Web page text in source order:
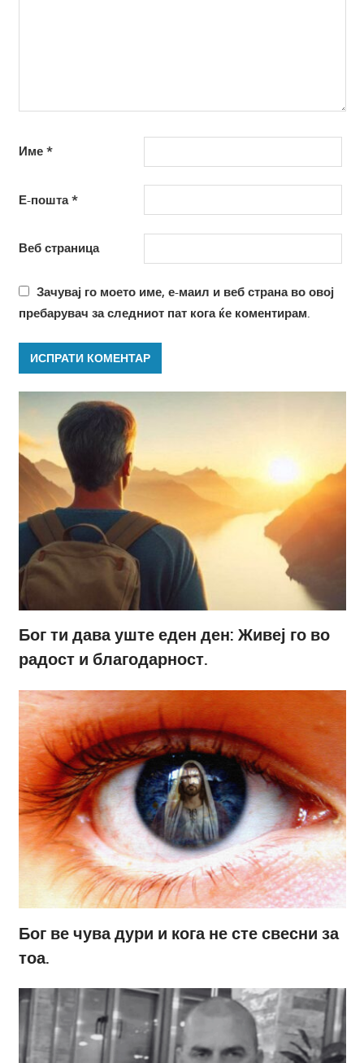
Име *
Е-пошта*
Веб страница
Зачувај го моето име, е-маил и веб страна во овој
пребарувач за следниот пат кога ќе коментирам.
Бог ти дава уште еден ден: Живеј го во
радост и благодарност.
Бог ве чува дури и кога не сте свесни за
тоа.